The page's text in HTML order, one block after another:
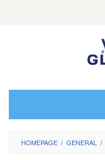
HOMEPAGE / GENERAL /